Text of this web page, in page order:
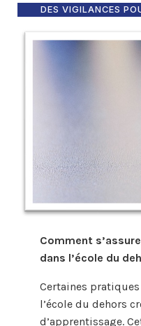
DES VIGILANCES
Comment
dans l’école du
Certaines
l’école du dehors
d’apprentissage.